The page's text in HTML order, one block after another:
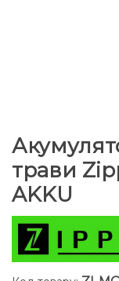
трави
AKKU